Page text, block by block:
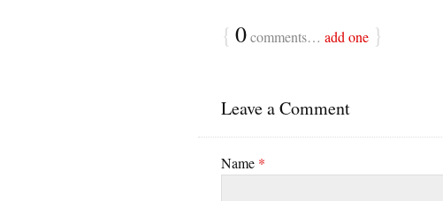
{ 0comments… add one }
Leave a Comment
Name *